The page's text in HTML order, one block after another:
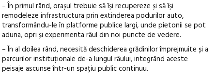
– În primul rând, orașul trebuie să își recupereze și să își
remodeleze infrastructura prin extinderea podurilor auto,
transformându-le în platforme publice largi, unde pietonii se pot
aduna, opri și experimenta râul din noi puncte de vedere.
– În al doilea rând, necesită deschiderea grădinilor împrejmuite și a
parcurilor instituționale de-a lungul râului, integrând aceste
peisaje ascunse într-un spațiu public continuu.